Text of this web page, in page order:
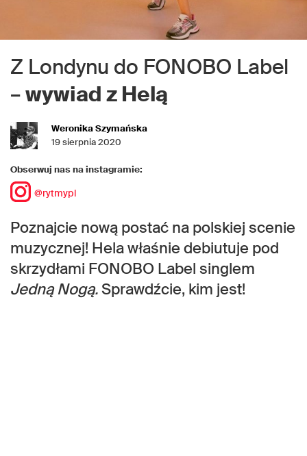
Z Londynu do FONOBO Label
–wywiad z Helą
Weronika Szymańska
19 sierpnia 2020
Obserwuj nas na instagramie:
@rytmypl
Poznajcie nową postać na polskiej scenie
muzycznej! Hela właśnie debiutuje pod
skrzydłami FONOBO Label singlem
Jedną Nogą.Sprawdźcie, kim jest!